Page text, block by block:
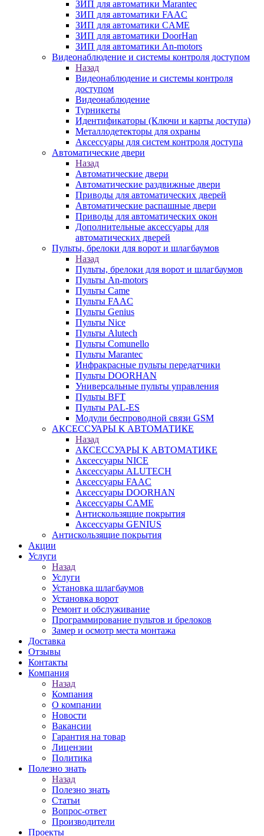
ЗИП для автоматики Marantec
ЗИП для автоматики FAAC
ЗИП для автоматики CAME
ЗИП для автоматики DoorHan
ЗИП для автоматики An-motors
Видеонаблюдение и системы контроля доступом
Назад
Видеонаблюдение и системы контроля
доступом
Видеонаблюдение
Турникеты
Идентификаторы (Ключи и карты доступа)
Металлодетекторы для охраны
Аксессуары для систем контроля доступа
Автоматические двери
Назад
Автоматические двери
Автоматические раздвижные двери
Приводы для автоматических дверей
Автоматические распашные двери
Приводы для автоматических окон
Дополнительные аксессуары для
автоматических дверей
Пульты, брелоки для ворот и шлагбаумов
Назад
Пульты, брелоки для ворот и шлагбаумов
Пульты An-motors
Пульты Came
Пульты FAAC
Пульты Genius
Пульты Nice
Пульты Alutech
Пульты Сomunello
Пульты Marantec
Инфракрасные пульты передатчики
Пульты DOORHAN
Универсальные пульты управления
Пульты BFT
Пульты PAL-ES
Модули беспроводной связи GSM
АКСЕССУАРЫ К АВТОМАТИКЕ
Назад
АКСЕССУАРЫ К АВТОМАТИКЕ
Аксессуары NICE
Аксессуары ALUTECH
Аксессуары FAAC
Аксессуары DOORHAN
Аксессуары CAME
Антискользящие покрытия
Аксессуары GENIUS
Антискользящие покрытия
Акции
Услуги
Назад
Услуги
Установка шлагбаумов
Установка ворот
Ремонт и обслуживание
Программирование пультов и брелоков
Замер и осмотр места монтажа
Доставка
Отзывы
Контакты
Компания
Назад
Компания
О компании
Новости
Вакансии
Гарантия на товар
Лицензии
Политика
Полезно знать
Назад
Полезно знать
Статьи
Вопрос-ответ
Производители
Проекты